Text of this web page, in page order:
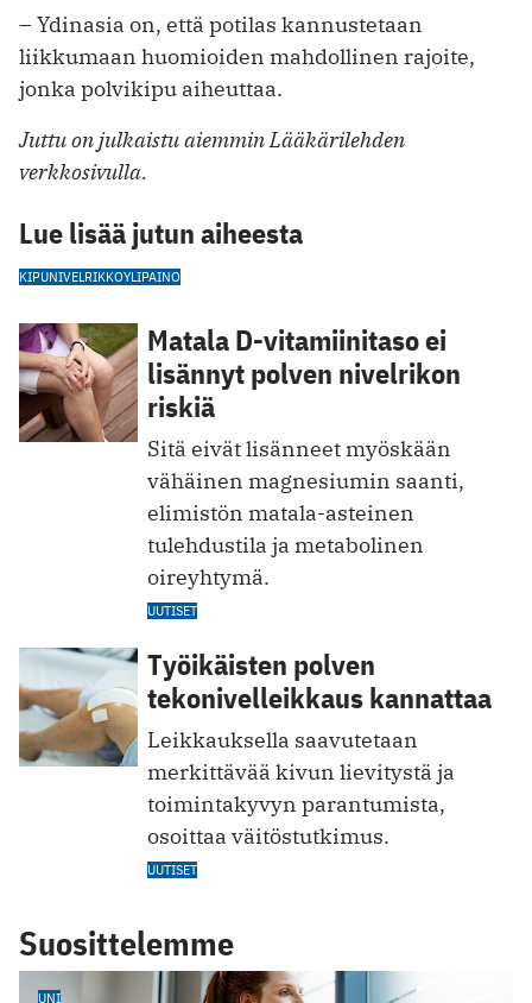
– Ydinasia on, että potilas kannustetaan
liikkumaan huomioiden mahdollinen rajoite,
jonka polvikipu aiheuttaa.
Juttu on julkaistu aiemmin Lääkärilehden
verkkosivulla.
Lue lisää jutun aiheesta
KIPUNIVELRIKKOYLIPAINO
Matala D-vitamiinitaso ei
lisännyt polven nivelrikon
riskiä
Sitä eivät lisänneet myöskään
vähäinen magnesiumin saanti,
elimistön matala-asteinen
tulehdustila ja metabolinen
oireyhtymä.
UUTISET
Työikäisten polven
tekonivelleikkaus kannattaa
Leikkauksella saavutetaan
merkittävää kivun lievitystä ja
toimintakyvyn parantumista,
osoittaa väitöstutkimus.
UUTISET
Suosittelemme
UNI